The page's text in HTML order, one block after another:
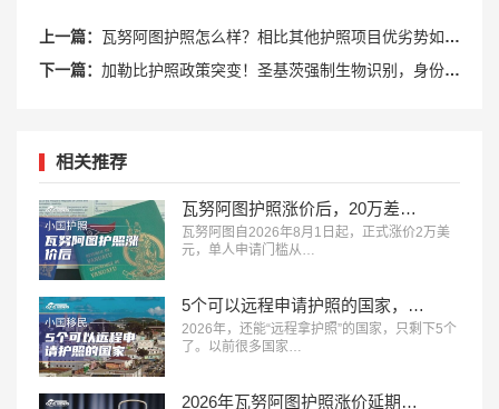
上一篇： 瓦努阿图护照怎么样？相比其他护照项目优劣势如何？
下一篇： 加勒比护照政策突变！圣基茨强制生物识别，身份规划进入新阶段
相关推荐
瓦努阿图护照涨价后，20万差价和圣多美怎么选？
瓦努阿图自2026年8月1日起，正式涨价2万美
元，单人申请门槛从…
5个可以远程申请护照的国家，9万美元换独立海外身份
2026年，还能“远程拿护照”的国家，只剩下5个
了。以前很多国家…
2026年瓦努阿图护照涨价延期两个月！最后窗口期！